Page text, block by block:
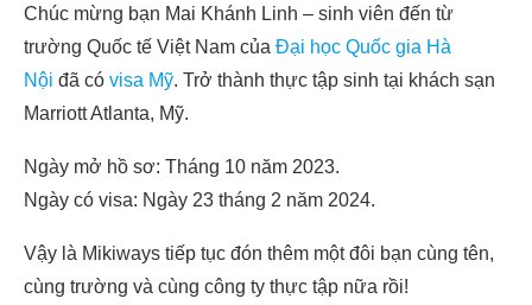
Chúc mừng bạn Mai Khánh Linh – sinh viên đến từ
trường Quốc tế Việt Nam của Đại học Quốc gia Hà
Nội đã có visa Mỹ. Trở thành thực tập sinh tại khách sạn
Marriott Atlanta, Mỹ.
Ngày mở hồ sơ: Tháng 10 năm 2023.
Ngày có visa: Ngày 23 tháng 2 năm 2024.
Vậy là Mikiways tiếp tục đón thêm một đôi bạn cùng tên,
cùng trường và cùng công ty thực tập nữa rồi!